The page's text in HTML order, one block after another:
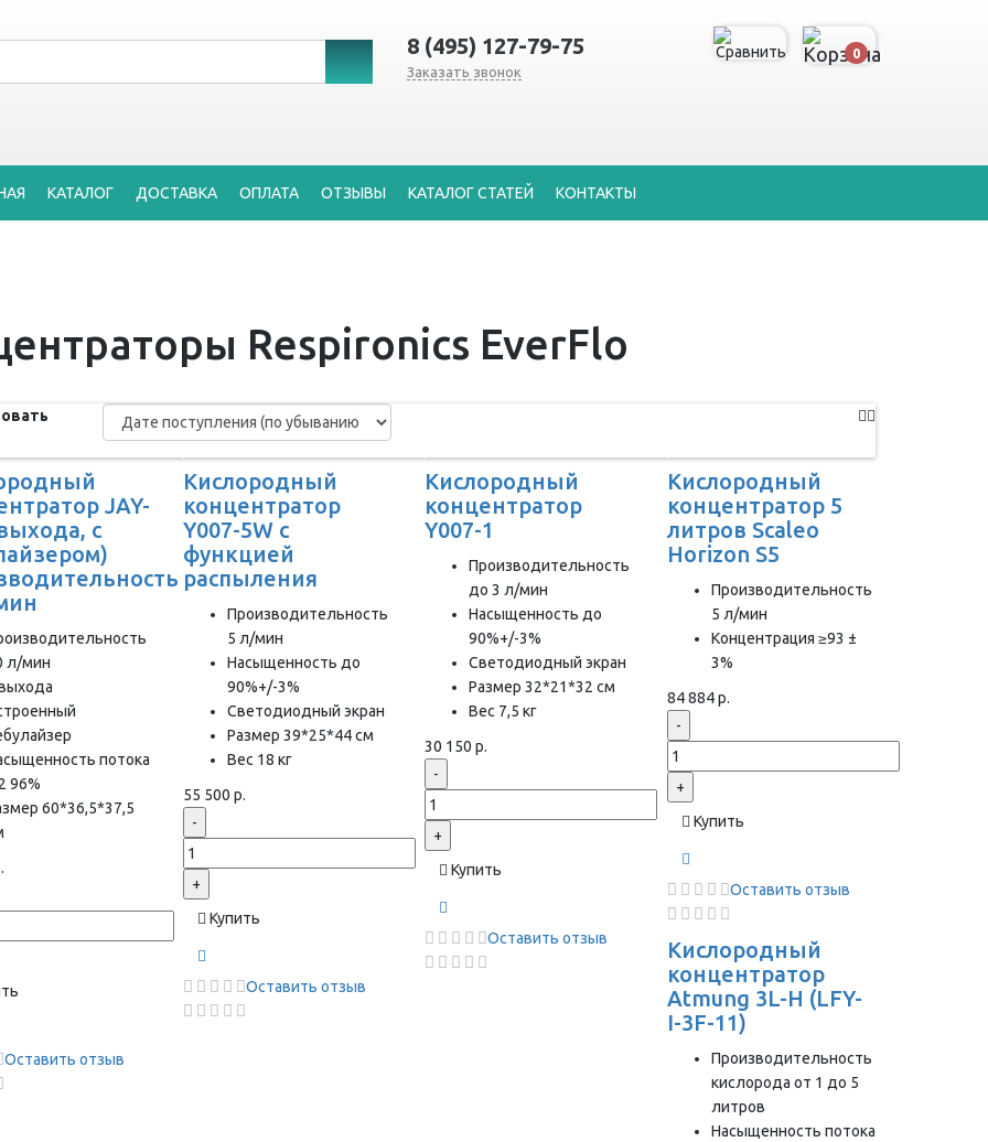
8 (495) 127-79-75
Заказать звонок
0
КАТАЛОГ ДОСТАВКА ОПЛАТА ОТЗЫВЫ КАТАЛОГ СТАТЕЙ КОНТАКТЫ
Respironics EverFlo
JAY-
с
л/мин
потока
96%
60*36,5*37,5
Оставить отзыв
Кислородный
концентратор
Y007-5W с
функцией
распыления
Производительность
5 л/мин
Насыщенность до
90%+/-3%
Светодиодный экран
Размер 39*25*44 см
Вес 18 кг
55 500 р.
-
+
Купить
Оставить отзыв
Кислородный
концентратор
Y007-1
Производительность
до 3 л/мин
Насыщенность до
90%+/-3%
Светодиодный экран
Размер 32*21*32 см
Вес 7,5 кг
30 150 р.
-
+
Купить
Оставить отзыв
Кислородный
концентратор 5
литров Scaleo
Horizon S5
Производительность
5 л/мин
Концентрация ≥93 ±
3%
84 884 р.
-
+
Купить
Оставить отзыв
Кислородный
концентратор
Atmung 3L-H (LFY-
I-3F-11)
Производительность
кислорода от 1 до 5
литров
Насыщенность потока